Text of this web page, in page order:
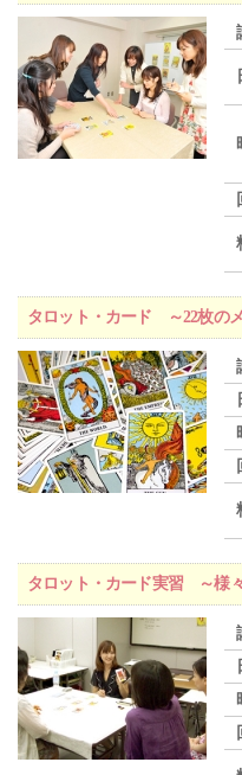
タロット・カード ～22枚の
タロット・カード実習 ～様